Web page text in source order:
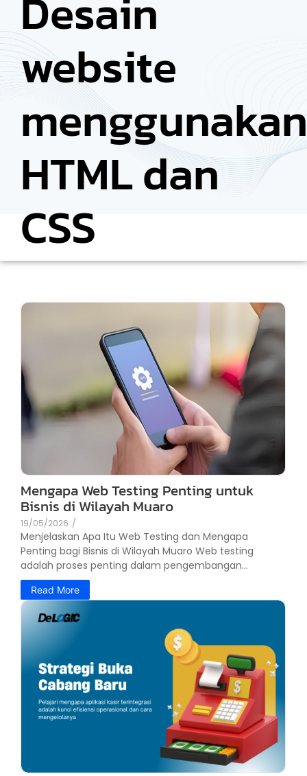
website
menggunakan
HTML dan
CSS
Mengapa Web Testing Penting untuk
Bisnis di Wilayah Muaro
19/05/2026 /
Menjelaskan Apa Itu Web Testing dan Mengapa
Penting bagi Bisnis di Wilayah Muaro Web testing
adalah proses penting dalam pengembangan...
Read More